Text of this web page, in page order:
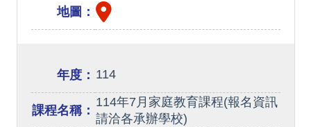
地圖：
年度： 114
課程名稱：
114年7月家庭教育課程(報名資訊
請洽各承辦學校)